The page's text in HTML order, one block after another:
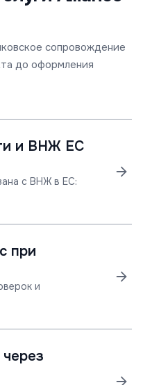
сопровождение
до оформления
и ВНЖ ЕС
с ВНЖ в ЕС:
при
и